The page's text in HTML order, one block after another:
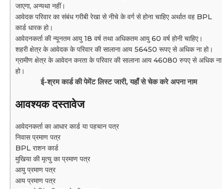
जाएगा, अन्यथा नहीं।
आवेदक परिवार का संबंध गरीबी रेखा से नीचे के वर्ग से होना चाहिए अर्थात वह BPL
कार्ड धारक हो।
आवेदनकर्ता की न्यूनतम आयु 18 वर्ष तथा अधिकतम आयु 60 वर्ष होनी चाहिए।
शहरी क्षेत्र के आवेदक के परिवार की सालाना आय 56450 रूपए से अधिक ना हो।
ग्रामीण क्षेत्र के आवेदन करता के परिवार की सालाना आय 46080 रुपए से अधिक ना
हो।
ई-श्रम कार्ड की पेमेंट लिस्ट जारी, यहाँ से चेक करे अपना नाम
आवश्यक दस्तावेज
आवेदनकर्ता का आधार कार्ड या पहचान पत्र
निवास प्रमाण पत्र
BPL राशन कार्ड
मुखिया की मृत्यु का प्रमाण पत्र
आयु प्रमाण पत्र
आय प्रमाण पत्र